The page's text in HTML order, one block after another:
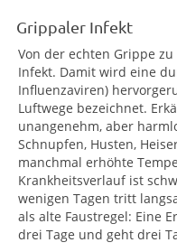
Grippaler Infekt
Von der echten Grippe
Infekt. Damit wird eine
Influenzaviren)
Luftwege bezeichnet.
unangenehm, aber
Schnupfen, Husten,
manchmal erhöhte
Krankheitsverlauf ist
wenigen Tagen tritt
als alte Faustregel: Eine
drei Tage und geht drei